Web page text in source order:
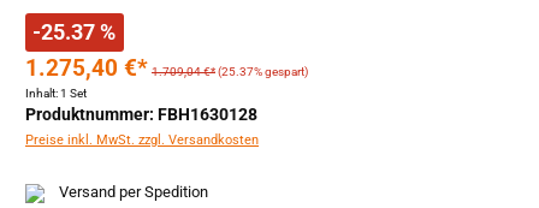
-25.37 %
1.275,40 €* 1.709,04 €*(25.37% gespart)
Inhalt:1 Set
Produktnummer: FBH1630128
Preise inkl. MwSt. zzgl. Versandkosten
Versand per Spedition